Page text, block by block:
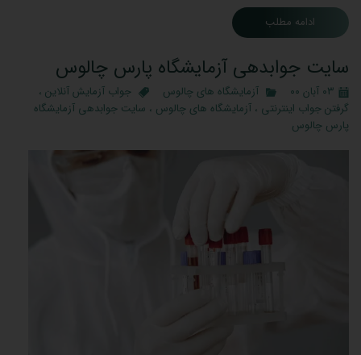
ادامه مطلب
سایت جوابدهی آزمایشگاه پارس چالوس
۰۳ آبان ۰۰ آزمایشگاه های چالوس جواب آزمایش آنلاین ،
گرفتن جواب اینترنتی ، آزمایشگاه های چالوس ، سایت جوابدهی آزمایشگاه
پارس چالوس